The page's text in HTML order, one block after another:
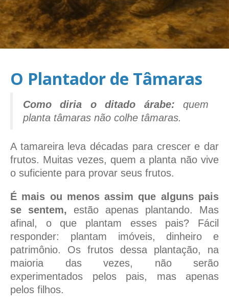
O Plantador de Tâmaras
Como diria o ditado árabe: quem
planta tâmaras não colhe tâmaras.
A tamareira leva décadas para crescer e dar
frutos. Muitas vezes, quem a planta não vive
o suficiente para provar seus frutos.
É mais ou menos assim que alguns pais
se sentem, estão apenas plantando. Mas
afinal, o que plantam esses pais? Fácil
responder: plantam imóveis, dinheiro e
patrimônio. Os frutos dessa plantação, na
maioria das vezes, não serão
experimentados pelos pais, mas apenas
pelos filhos.